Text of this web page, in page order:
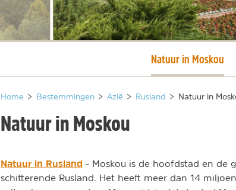
Huidige pagina
Natuur in Moskou
Home > Bestemmingen > Azië > Rusland > Natuur in
Natuur in Moskou
Natuur in Rusland - Moskou is de hoofdstad en de
schitterende Rusland. Het heeft meer dan 14